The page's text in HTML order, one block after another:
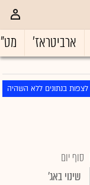
ארביטראז'
לצפות בנתונים ללא השהיה
סוף יום
שינוי באג'